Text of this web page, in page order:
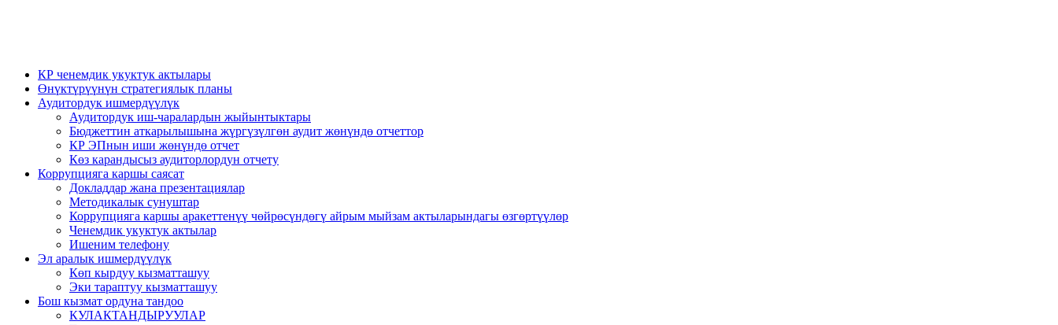
КР ченемдик укуктук актылары
Өнүктүрүүнүн стратегиялык планы
Аудитордук ишмердүүлүк
Аудитордук иш-чаралардын жыйынтыктары
Бюджеттин аткарылышына жүргүзүлгөн аудит жөнүндө отчеттор
КР ЭПнын иши жөнүндө отчет
Көз карандысыз аудиторлордун отчету
Коррупцияга каршы саясат
Докладдар жана презентациялар
Методикалык сунуштар
Коррупцияга каршы аракеттенүү чөйрөсүндөгү айрым мыйзам актыларындагы өзгөртүүлөр
Ченемдик укуктук актылар
Ишеним телефону
Эл аралык ишмердүүлүк
Көп кырдуу кызматташуу
Эки тараптуу кызматташуу
Бош кызмат ордуна тандоо
КУЛАКТАНДЫРУУЛАР